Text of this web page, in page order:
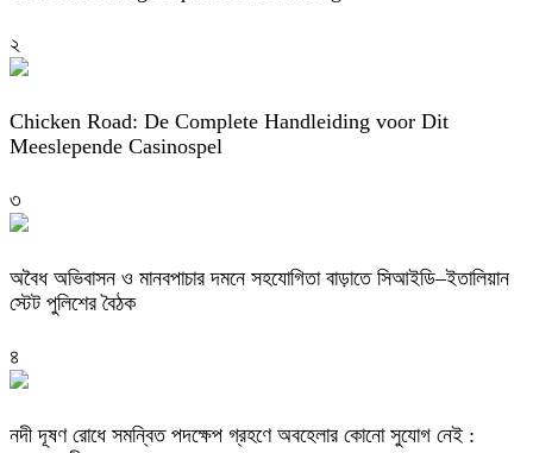
২
Chicken Road: De Complete Handleiding voor Dit
Meeslepende Casinospel
৩
অবৈধ অভিবাসন ও মানবপাচার দমনে সহযোগিতা বাড়াতে সিআইডি–ইতালিয়ান
স্টেট পুলিশের বৈঠক
৪
নদী দূষণ রোধে সমন্বিত পদক্ষেপ গ্রহণে অবহেলার কোনো সুযোগ নেই :